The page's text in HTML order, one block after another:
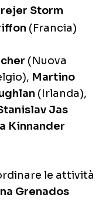
Storm
(Francia)
(Nuova
Martino
(Irlanda),
Jas
Kinnander
le attività
Grenados